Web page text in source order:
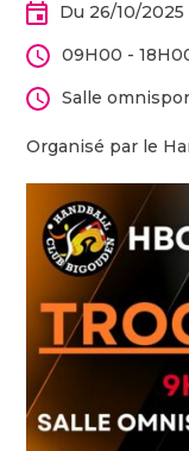
Du 26/10/
09H00 -
Salle
Organisé par le